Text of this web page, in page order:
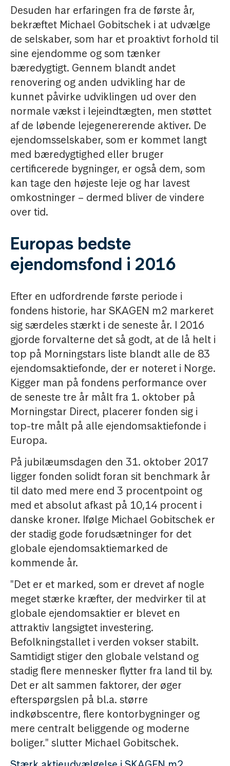
Desuden har erfaringen fra de første år,
bekræftet Michael Gobitschek i at udvælge
de selskaber, som har et proaktivt forhold til
sine ejendomme og som tænker
bæredygtigt. Gennem blandt andet
renovering og anden udvikling har de
kunnet påvirke udviklingen ud over den
normale vækst i lejeindtægten, men støttet
af de løbende lejegenererende aktiver. De
ejendomsselskaber, som er kommet langt
med bæredygtighed eller bruger
certificerede bygninger, er også dem, som
kan tage den højeste leje og har lavest
omkostninger – dermed bliver de vindere
over tid.
Europas bedste
ejendomsfond i 2016
Efter en udfordrende første periode i
fondens historie, har SKAGEN m2 markeret
sig særdeles stærkt i de seneste år. I 2016
gjorde forvalterne det så godt, at de lå helt i
top på Morningstars liste blandt alle de 83
ejendomsaktiefonde, der er noteret i Norge.
Kigger man på fondens performance over
de seneste tre år målt fra 1. oktober på
Morningstar Direct, placerer fonden sig i
top-tre målt på alle ejendomsaktiefonde i
Europa.
På jubilæumsdagen den 31. oktober 2017
ligger fonden solidt foran sit benchmark år
til dato med mere end 3 procentpoint og
med et absolut afkast på 10,14 procent i
danske kroner. Ifølge Michael Gobitschek er
der stadig gode forudsætninger for det
globale ejendomsaktiemarked de
kommende år.
"Det er et marked, som er drevet af nogle
meget stærke kræfter, der medvirker til at
globale ejendomsaktier er blevet en
attraktiv langsigtet investering.
Befolkningstallet i verden vokser stabilt.
Samtidigt stiger den globale velstand og
stadig flere mennesker flytter fra land til by.
Det er alt sammen faktorer, der øger
efterspørgslen på bl.a. større
indkøbscentre, flere kontorbygninger og
mere centralt beliggende og moderne
boliger." slutter Michael Gobitschek.